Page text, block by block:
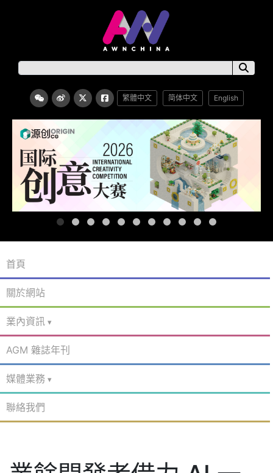
繁體中文 简体中文 English
首頁
關於網站
業內資訊
AGM 雜誌年刊
媒體業務
聯絡我們